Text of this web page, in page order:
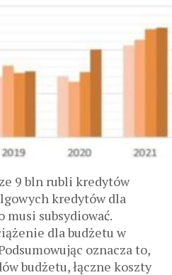
9 bln rubli kredytów
kredytów dla
musi subsydiować.
dla budżetu w
oznacza to,
budżetu, łączne koszty